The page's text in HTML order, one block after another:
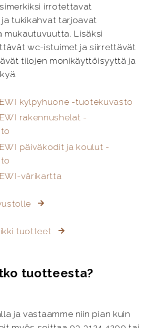
irrotettavat
tukikahvat tarjoavat
mukautuvuutta. Lisäksi
wc-istuimet ja siirrettävät
tilojen monikäyttöisyyttä ja
kylpyhuone -tuotekuvasto
rakennushelat -
päiväkodit ja koulut -
värikartta
tuotteet
tuotteesta?
ja vastaamme niin pian kuin